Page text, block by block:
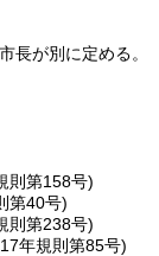
長が別に定める。
則第158号)
第40号)
則第238号)
年規則第85号)